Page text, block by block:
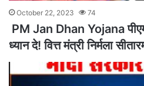
October 22, 2023 74
PM Jan Dhan Yojana
ध्यान दे! वित्त मंत्री निर्मला